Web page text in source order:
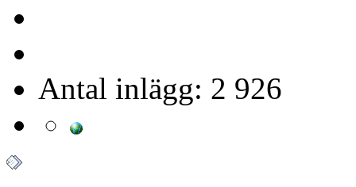
Antal inlägg: 2 926